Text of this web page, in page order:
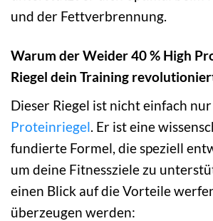
und der Fettverbrennung.
Warum der Weider 40 % High
Riegel dein Training
Dieser Riegel ist nicht einfach
Proteinriegel . Er ist eine
fundierte Formel, die speziell
um deine Fitnessziele zu
einen Blick auf die Vorteile
überzeugen werden: